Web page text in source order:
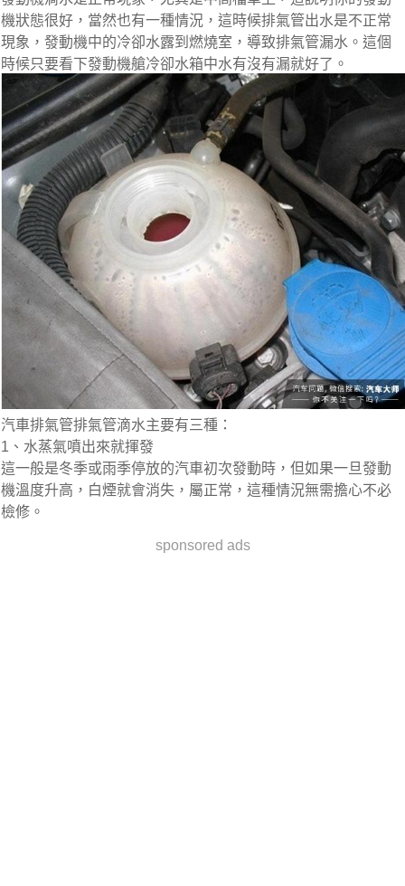
機狀態很好，當然也有一種情況，這時候排氣管出水是不正常
現象，發動機中的冷卻水露到燃燒室，導致排氣管漏水。這個
時候只要看下發動機艙冷卻水箱中水有沒有漏就好了。
汽車排氣管排氣管滴水主要有三種：
1、水蒸氣噴出來就揮發
這一般是冬季或雨季停放的汽車初次發動時，但如果一旦發動
機溫度升高，白煙就會消失，屬正常，這種情況無需擔心不必
檢修。
sponsored ads